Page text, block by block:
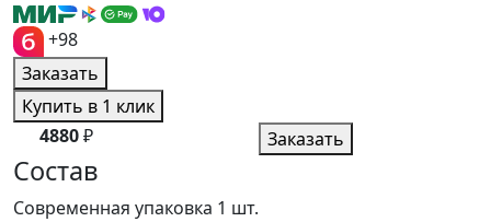
+98
Заказать
Купить в 1 клик
4880₽ Заказать
Состав
Современная упаковка 1 шт.